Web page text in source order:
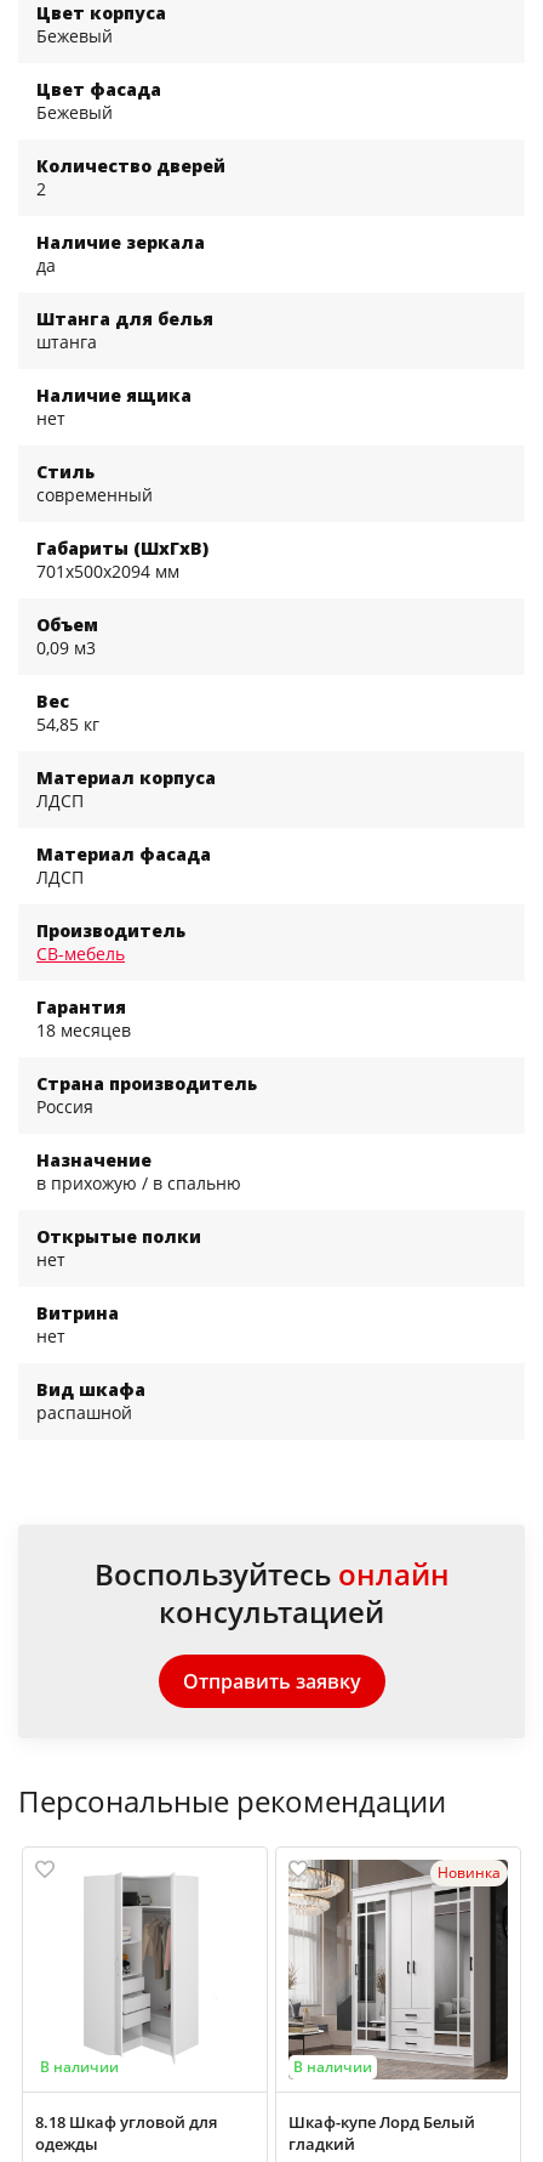
Цвет корпуса
Бежевый
Цвет фасада
Бежевый
Количество дверей
2
Наличие зеркала
да
Штанга для белья
штанга
Наличие ящика
нет
Стиль
современный
Габариты (ШхГхВ)
701x500x2094 мм
Объем
0,09 м3
Вес
54,85 кг
Материал корпуса
ЛДСП
Материал фасада
ЛДСП
Производитель
СВ-мебель
Гарантия
18 месяцев
Страна производитель
Россия
Назначение
в прихожую / в спальню
Открытые полки
нет
Витрина
нет
Вид шкафа
распашной
Воспользуйтесь онлайн
консультацией
Отправить заявку
Персональные рекомендации
В наличии
8.18 Шкаф угловой для
одежды
Новинка
В наличии
Шкаф-купе Лорд Белый
гладкий